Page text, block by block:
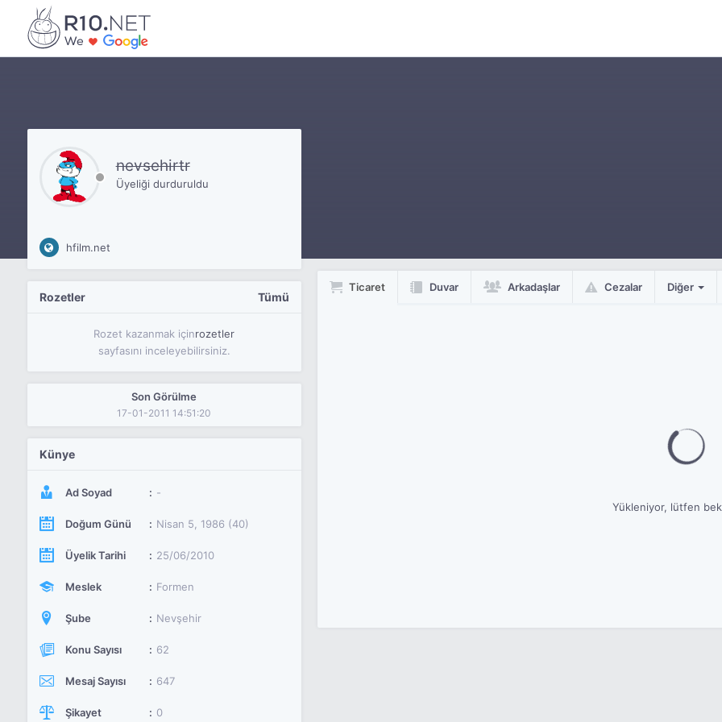
nevsehirtr
Üyeliği durduruldu
hfilm.net
Rozetler Tümü
Rozet kazanmak içinrozetler
sayfasını inceleyebilirsiniz.
Son Görülme
17-01-2011 14:51:20
Künye
Ad Soyad -
Doğum Günü Nisan 5, 1986 (40)
Üyelik Tarihi 25/06/2010
Meslek Formen
Şube Nevşehir
Konu Sayısı 62
Mesaj Sayısı 647
Şikayet 0
Ticaret Duvar Arkadaşlar Cezalar Diğer
Yükleniyor, lütfen